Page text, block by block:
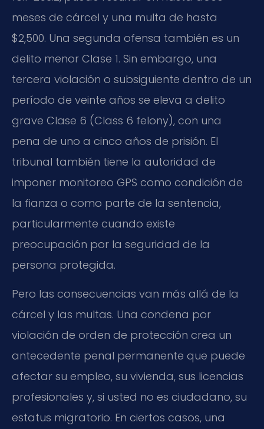
meses de cárcel y una multa de hasta
$2,500. Una segunda ofensa también es un
delito menor Clase 1. Sin embargo, una
tercera violación o subsiguiente dentro de un
período de veinte años se eleva a delito
grave Clase 6 (Class 6 felony), con una
pena de uno a cinco años de prisión. El
tribunal también tiene la autoridad de
imponer monitoreo GPS como condición de
la fianza o como parte de la sentencia,
particularmente cuando existe
preocupación por la seguridad de la
persona protegida.
Pero las consecuencias van más allá de la
cárcel y las multas. Una condena por
violación de orden de protección crea un
antecedente penal permanente que puede
afectar su empleo, su vivienda, sus licencias
profesionales y, si usted no es ciudadano, su
estatus migratorio. En ciertos casos, una